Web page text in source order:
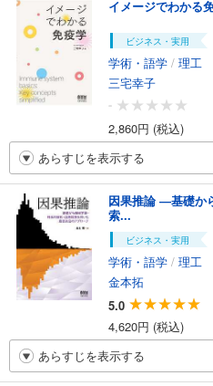
イメージでわかる
ビジネス・実用
学術・語学 / 理工
三宅幸子
-
2,860円 (税込)
あらすじを表示する
因果推論 ―基礎か
索...
ビジネス・実用
学術・語学 / 理工
金本拓
5.0
4,620円 (税込)
あらすじを表示する